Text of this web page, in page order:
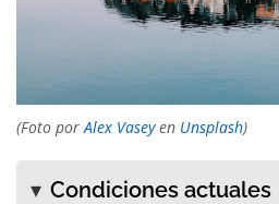
(Foto por Alex Vaseyen Unsplash)
Condiciones actuales